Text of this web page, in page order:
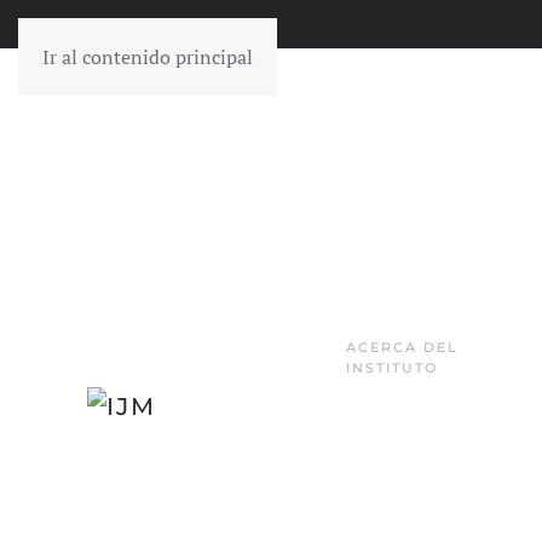
Ir al contenido principal
ACERCA DEL
INSTITUTO